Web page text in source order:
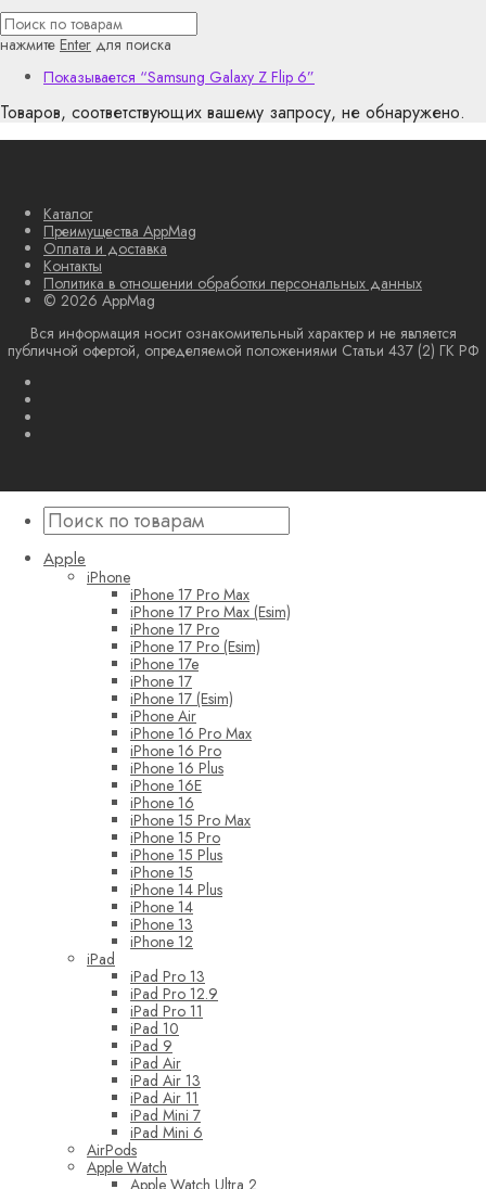
нажмите Enter для поиска
Показывается “Samsung Galaxy Z Flip 6”
Товаров, соответствующих вашему запросу, не обнаружено.
Каталог
Преимущества AppMag
Оплата и доставка
Контакты
Политика в отношении обработки персональных данных
© 2026 AppMag
Вся информация носит ознакомительный характер и не является
публичной офертой, определяемой положениями Статьи 437 (2) ГК РФ
Apple
iPhone
iPhone 17 Pro Max
iPhone 17 Pro Max (Esim)
iPhone 17 Pro
iPhone 17 Pro (Esim)
iPhone 17e
iPhone 17
iPhone 17 (Esim)
iPhone Air
iPhone 16 Pro Max
iPhone 16 Pro
iPhone 16 Plus
iPhone 16E
iPhone 16
iPhone 15 Pro Max
iPhone 15 Pro
iPhone 15 Plus
iPhone 15
iPhone 14 Plus
iPhone 14
iPhone 13
iPhone 12
iPad
iPad Pro 13
iPad Pro 12.9
iPad Pro 11
iPad 10
iPad 9
iPad Air
iPad Air 13
iPad Air 11
iPad Mini 7
iPad Mini 6
AirPods
Apple Watch
Apple Watch Ultra 2